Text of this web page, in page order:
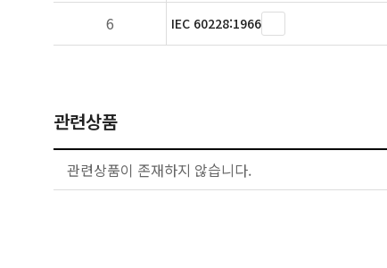
6
IEC 60228:1966
관련상품
관련상품이 존재하지 않습니다.